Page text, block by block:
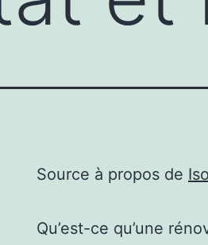
Source à propos de
Qu’est-ce qu’une